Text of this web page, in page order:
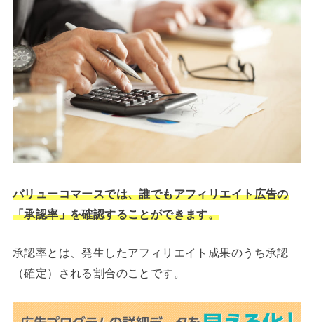
バリューコマースでは、誰でもアフィリエイト広告の
「承認率」を確認することができます。
承認率とは、発生したアフィリエイト成果のうち承認
（確定）される割合のことです。